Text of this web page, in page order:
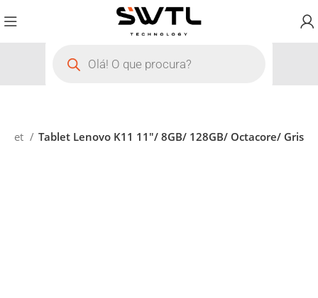
Tablet Lenovo K11 11″/ 8GB/ 128GB/ Octacore/ Gris